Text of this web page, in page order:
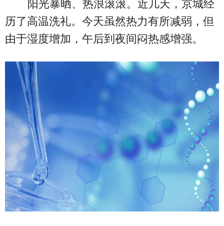
阳光暴晒、热浪滚滚。近几天，京城经
历了高温洗礼。今天虽然热力有所减弱，但
由于湿度增加，午后到夜间闷热感增强。